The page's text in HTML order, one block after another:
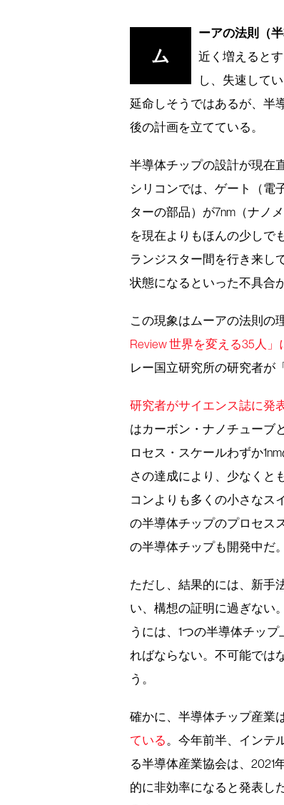
ム
ーアの法則（
近く増えると
し、失速して
延命しそうではあるが、半
後の計画を立てている。
半導体チップの設計が現在
シリコンでは、ゲート（電
ターの部品）が7nm（ナノ
を現在よりもほんの少しで
ランジスター間を行き来し
状態になるといった不具合
この現象はムーアの法則の
Review 世界を変える35人
レー国立研究所の研究者が
研究者がサイエンス誌に発
はカーボン・ナノチューブ
ロセス・スケールわずか
さの達成により、少なくと
コンよりも多くの小さなス
の半導体チップのプロセス
の半導体チップも開発中だ。
ただし、結果的には、新手
い、構想の証明に過ぎない
うには、1つの半導体チッ
ればならない。不可能では
う。
確かに、半導体チップ産業
ている 。今年前半、インテ
る半導体産業協会は、2021
的に非効率になると発表し